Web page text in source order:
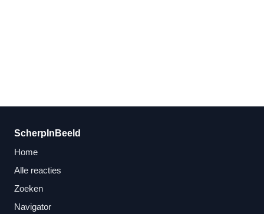
ScherpInBeeld
Home
Alle reacties
Zoeken
Navigator